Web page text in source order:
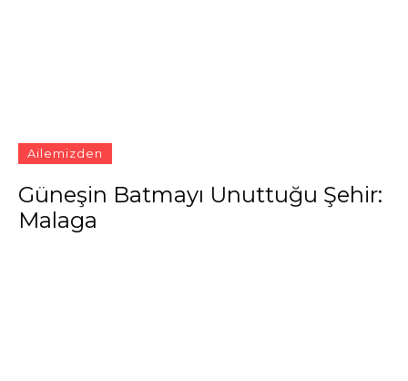
Ailemizden
Güneşin Batmayı Unuttuğu Şehir:
Malaga